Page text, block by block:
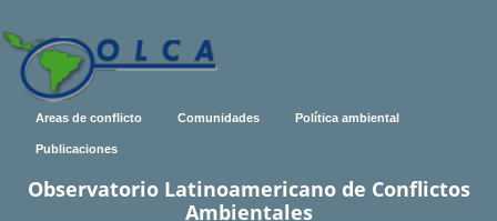
Areas de conflicto Comunidades Política ambiental
Publicaciones
Observatorio Latinoamericano de Conflictos
Ambientales